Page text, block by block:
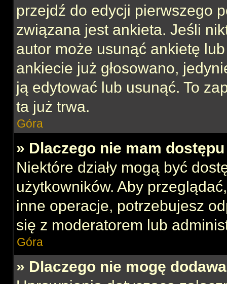
przejdź do edycji pierwszego
związana jest ankieta. Jeśli
autor może usunąć ankietę
ankiecie już głosowano,
ją edytować lub usunąć. To
ta już trwa.
Góra
» Dlaczego nie mam dostępu
Niektóre działy mogą być
użytkowników. Aby
inne operacje, potrzebujesz
się z moderatorem lub
Góra
» Dlaczego nie mogę